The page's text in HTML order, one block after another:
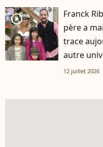
player2
Franck
père a
trace
autre
12 juillet 2026